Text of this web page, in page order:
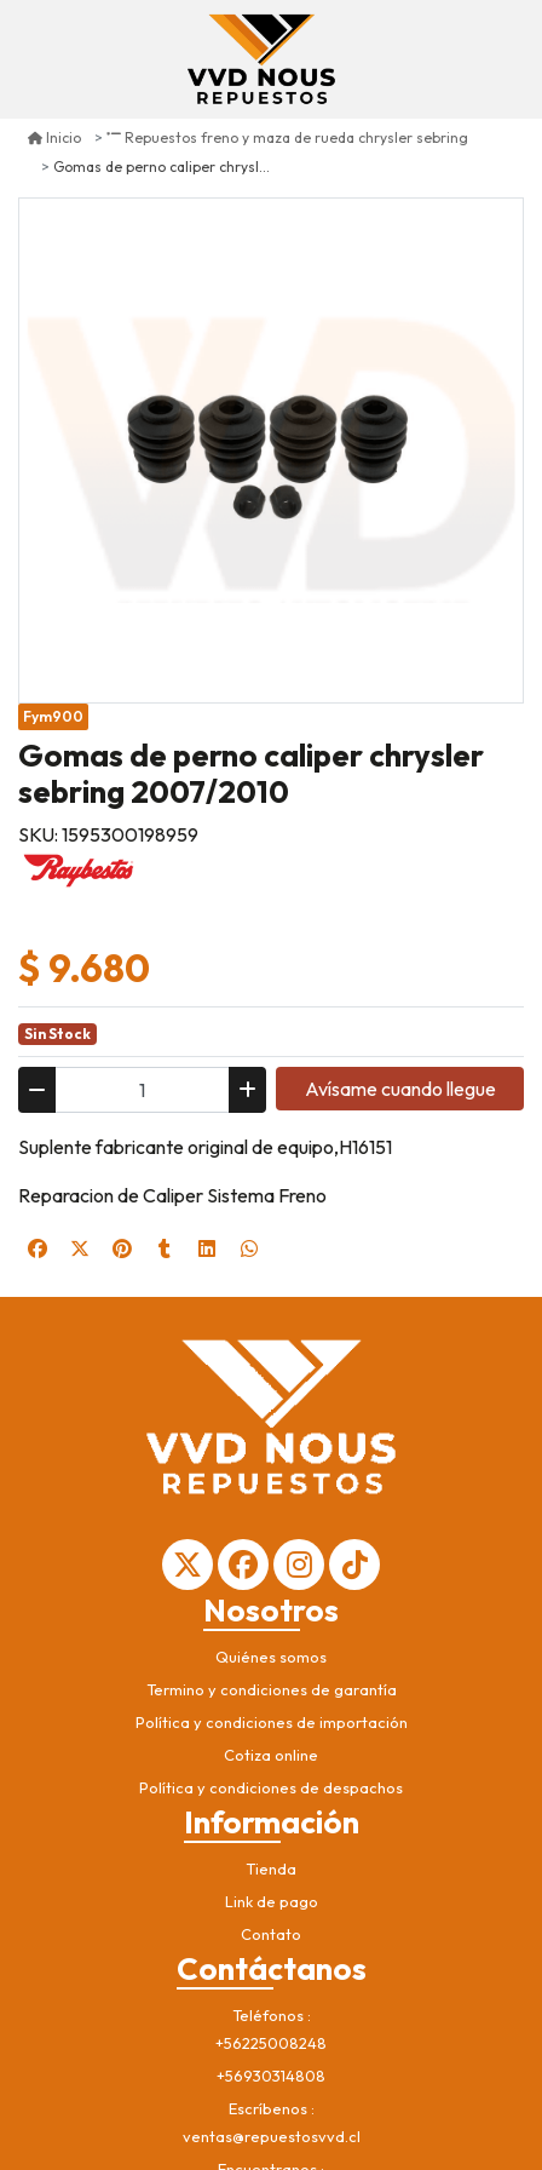
Inicio
Repuestos freno y maza de rueda chrysler sebring
Gomas de perno caliper chrysler sebring 2007/2010
Fym900
Gomas de perno caliper chrysler
sebring 2007/2010
SKU: 1595300198959
$ 9.680
Sin Stock
Avísame cuando llegue
Suplente fabricante original de equipo,H16151
Reparacion de Caliper Sistema Freno
Nosotros
Quiénes somos
Termino y condiciones de garantía
Política y condiciones de importación
Cotiza online
Política y condiciones de despachos
Información
Tienda
Link de pago
Contato
Contáctanos
Teléfonos
+56225008248
+56930314808
Escríbenos
ventas@repuestosvvd.cl